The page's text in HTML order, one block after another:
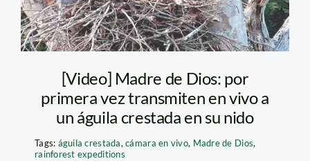
[Video] Madre de Dios: por
primera vez transmiten en vivo a
un águila crestada en su nido
Tags: águila crestada,cámara en vivo, Madre de Dios,
rainforest expeditions